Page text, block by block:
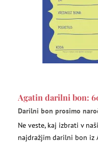
Agatin darilni bon:
Darilni bon prosimo
Ne veste, kaj izbrati v
najdražjim darilni bon iz